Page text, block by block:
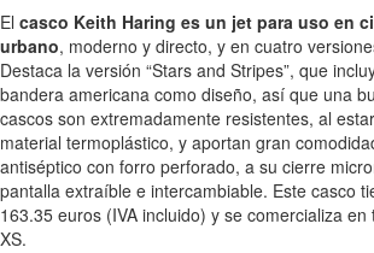
El casco Keith Haring es un jet para uso en
urbano, moderno y directo, y en cuatro
Destaca la versión “Stars and Stripes”, que
bandera americana como diseño, así que una
cascos son extremadamente resistentes, al
material termoplástico, y aportan gran
antiséptico con forro perforado, a su cierre
pantalla extraíble e intercambiable. Este casco
163.35 euros (IVA incluido) y se comercializa
XS.